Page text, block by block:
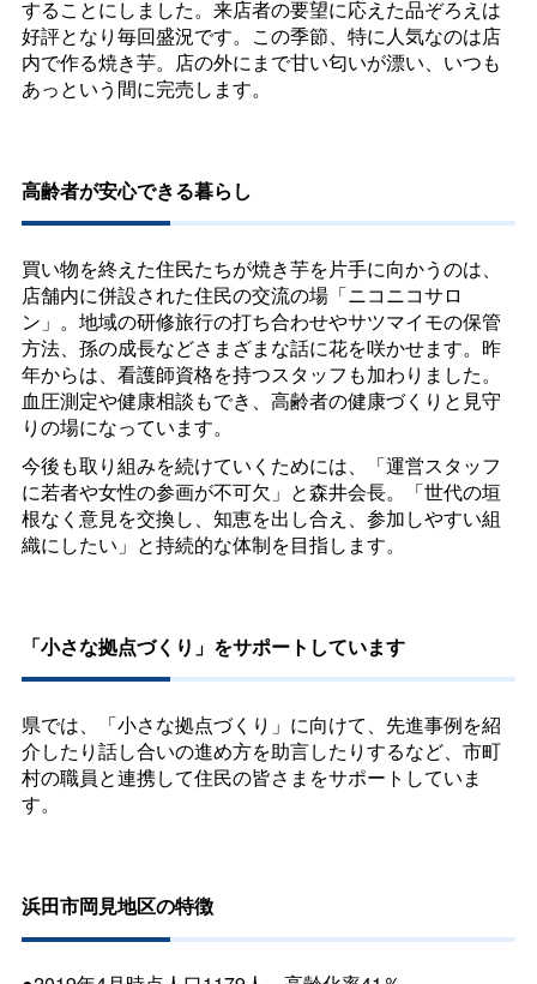
することにしました。来店者の要望に応えた品ぞろえは
好評となり毎回盛況です。この季節、特に人気なのは店
内で作る焼き芋。店の外にまで甘い匂いが漂い、いつも
あっという間に完売します。
高齢者が安心できる暮らし
買い物を終えた住民たちが焼き芋を片手に向かうのは、
店舗内に併設された住民の交流の場「ニコニコサロ
ン」。地域の研修旅行の打ち合わせやサツマイモの保管
方法、孫の成長などさまざまな話に花を咲かせます。昨
年からは、看護師資格を持つスタッフも加わりました。
血圧測定や健康相談もでき、高齢者の健康づくりと見守
りの場になっています。
今後も取り組みを続けていくためには、「運営スタッフ
に若者や女性の参画が不可欠」と森井会長。「世代の垣
根なく意見を交換し、知恵を出し合え、参加しやすい組
織にしたい」と持続的な体制を目指します。
「小さな拠点づくり」をサポートしています
県では、「小さな拠点づくり」に向けて、先進事例を紹
介したり話し合いの進め方を助言したりするなど、市町
村の職員と連携して住民の皆さまをサポートしていま
す。
浜田市岡見地区の特徴